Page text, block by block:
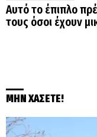
Αυτό το έπιπλο
τους όσοι έχουν
ΜΗΝ ΧΑΣΕΤΕ!